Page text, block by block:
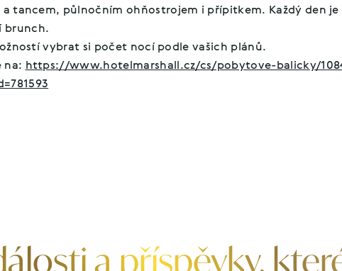
tancem, půlnočním ohňostrojem i přípitkem. Každý den
brunch.
vybrat si počet nocí podle vašich plánů.
na: https://www.hotelmarshall.cz/cs/pobytove-balicky/
a příspěvky,